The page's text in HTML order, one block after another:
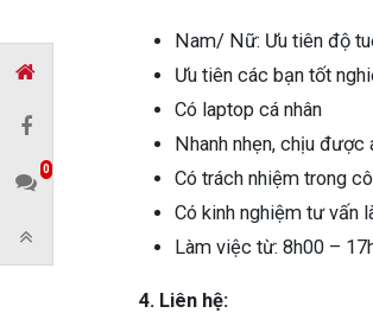
Nam/ Nữ: Ưu tiên độ
Ưu tiên các bạn tốt
Có laptop cá nhân
Nhanh nhẹn, chịu được
Có trách nhiệm trong
Có kinh nghiệm tư vấn
Làm việc từ: 8h00 –
4. Liên hệ:
0